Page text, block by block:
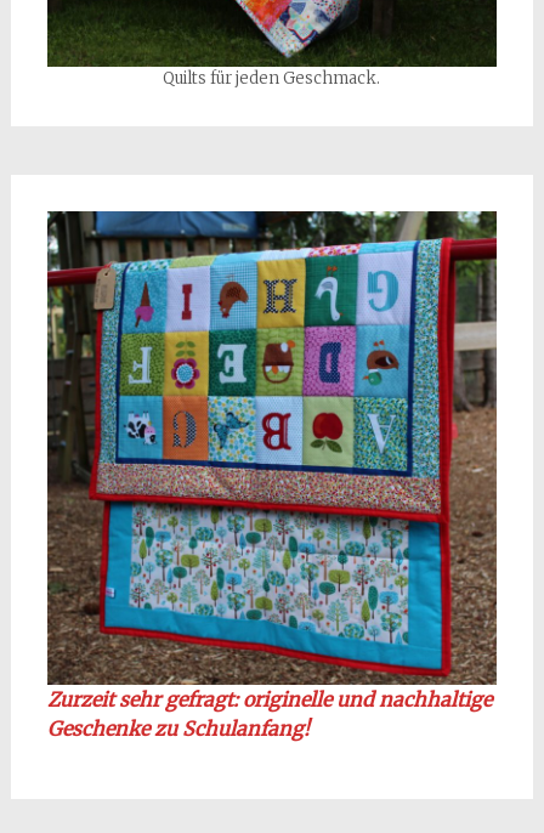
Quilts für jeden Geschmack.
Zurzeit sehr gefragt: originelle und nachhaltige
Geschenke zu Schulanfang!